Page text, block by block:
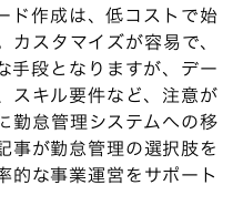
ド作成は、低コストで始
スタマイズが容易で、
手段となりますが、デー
スキル要件など、注意が
勤怠管理システムへの移
事が勤怠管理の選択肢を
的な事業運営をサポート